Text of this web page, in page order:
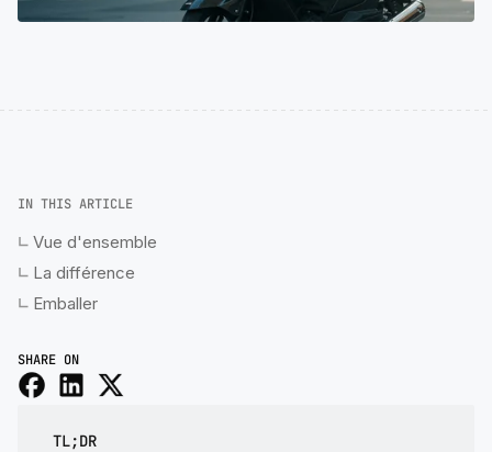
IN THIS ARTICLE
Vue d'ensemble
La différence
Emballer
SHARE ON
TL;DR